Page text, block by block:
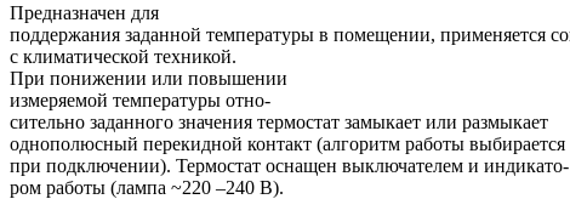
Предназначен для
поддержания заданной температуры в помещении, применяется
с климатической техникой.
При понижении или повышении
измеряемой температуры отно-
сительно заданного значения термостат замыкает или размыкает
однополюсный перекидной контакт (алгоритм работы выбирается
при подключении). Термостат оснащен выключателем и индикато-
ром работы (лампа ~220 –240 В).